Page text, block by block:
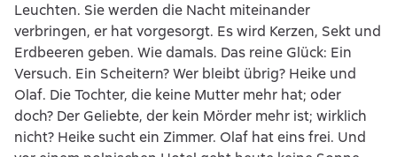
Leuchten. Sie werden die Nacht miteinander
verbringen, er hat vorgesorgt. Es wird Kerzen, Sekt und
Erdbeeren geben. Wie damals. Das reine Glück: Ein
Versuch. Ein Scheitern? Wer bleibt übrig? Heike und
Olaf. Die Tochter, die keine Mutter mehr hat; oder
doch? Der Geliebte, der kein Mörder mehr ist; wirklich
nicht? Heike sucht ein Zimmer. Olaf hat eins frei. Und